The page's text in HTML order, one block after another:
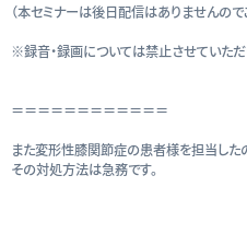
（本セミナーは後日配信はありませんので
※録音・録画については禁止させていただ
＝＝＝＝＝＝＝＝＝＝＝＝
また変形性膝関節症の患者様を担当し
その対処方法は急務です。